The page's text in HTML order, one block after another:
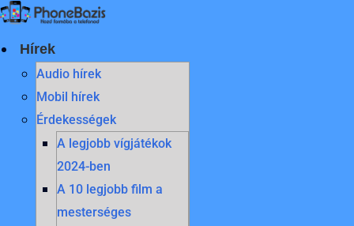
Skip
to
content
Hírek
Audio hírek
Mobil hírek
Érdekességek
A legjobb vígjátékok
2024-ben
A 10 legjobb film a
mesterséges